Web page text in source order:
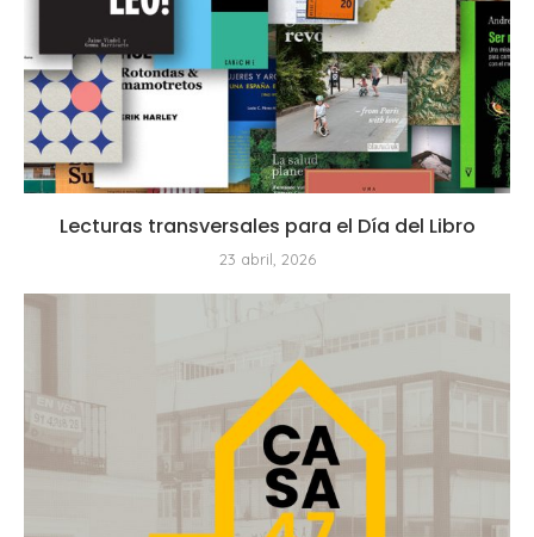
Lecturas transversales para el Día del Libro
23 abril, 2026